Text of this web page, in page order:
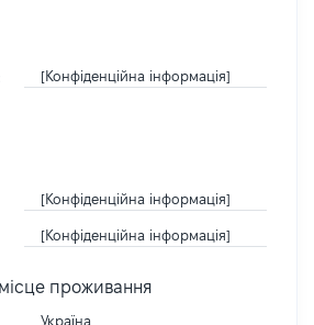
[Конфіденційна інформація]
[Конфіденційна інформація]
[Конфіденційна інформація]
проживання
Україна